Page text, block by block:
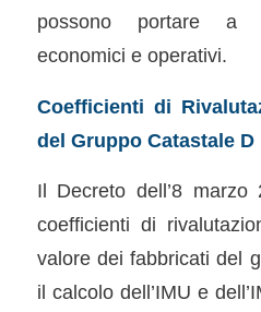
possono portare a
economici e operativi.
Coefficienti di
del Gruppo Catastale D
Il Decreto dell’8
coefficienti di
valore dei fabbricati del
il calcolo dell’IMU e